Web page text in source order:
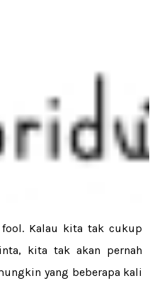
Kalau kita tak cukup
kita tak akan pernah
yang beberapa kali